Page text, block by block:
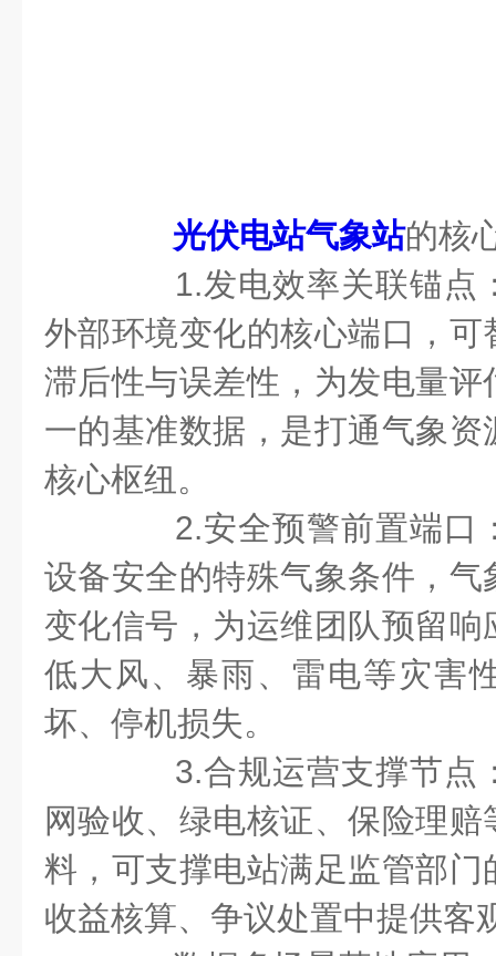
光伏电站气象站的核
1.发电效率关联锚点
外部环境变化的核心端口，
滞后性与误差性，为发电量
一的基准数据，是打通气象
核心枢纽。
2.安全预警前置端口
设备安全的特殊气象条件，
变化信号，为运维团队预留
低大风、暴雨、雷电等灾害
坏、停机损失。
3.合规运营支撑节点
网验收、绿电核证、保险理
料，可支撑电站满足监管部
收益核算、争议处置中提供客